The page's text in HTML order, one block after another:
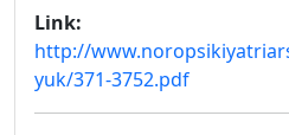
Link:
http://
yuk/371-3752.pdf